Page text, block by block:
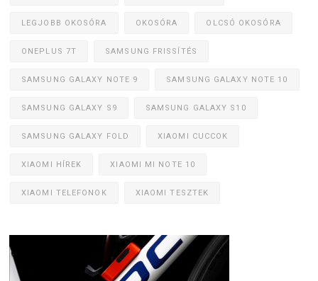
LEGJOBB OKOSÓRA OKOSÓRA OLCSÓ OKOSÓRA
ONEPLUS 7T SAMSUNG FRISSÍTÉS
SAMSUNG GALAXY NOTE 9 SAMSUNG GALAXY NOTE 10
SAMSUNG GALAXY S9 SAMSUNG GALAXY S10
SAMSUNG GALAXY FOLD XIAOMI CUCCOK
XIAOMI HÍREK XIAOMI MI NOTE 10
XIAOMI TELEFONOK XIAOMI TESZTEK